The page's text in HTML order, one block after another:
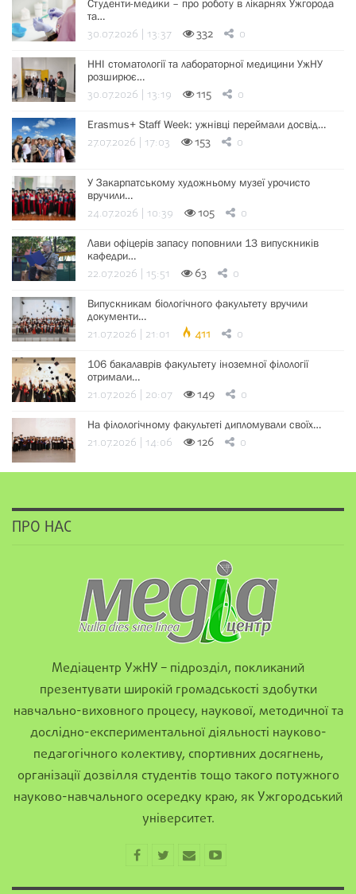
Студенти-медики – про роботу в лікарнях Ужгорода
та…
30.07.2026 | 13:37 332 0
ННІ стоматології та лабораторної медицини УжНУ
розширює…
30.07.2026 | 13:19 115 0
Erasmus+ Staff Week: ужнівці переймали досвід…
27.07.2026 | 17:03 153 0
У Закарпатському художньому музеї урочисто
вручили…
24.07.2026 | 10:39 105 0
Лави офіцерів запасу поповнили 13 випускників
кафедри…
22.07.2026 | 15:51 63 0
Випускникам біологічного факультету вручили
документи…
21.07.2026 | 21:01 411 0
106 бакалаврів факультету іноземної філології
отримали…
21.07.2026 | 20:07 149 0
На філологічному факультеті дипломували своїх…
21.07.2026 | 14:06 126 0
ПРО НАС
Медіацентр УжНУ – підрозділ, покликаний
презентувати широкій громадськості здобутки
навчально-виховного процесу, наукової, методичної та
дослідно-експериментальної діяльності науково-
педагогічного колективу, спортивних досягнень,
організації дозвілля студентів тощо такого потужного
науково-навчального осередку краю, як Ужгородський
університет.